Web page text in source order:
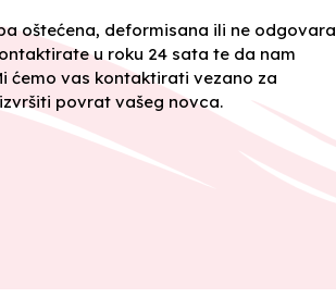
oštećena, deformisana ili ne odgovara
u roku 24 sata te da nam
ćemo vas kontaktirati vezano za
povrat vašeg novca.